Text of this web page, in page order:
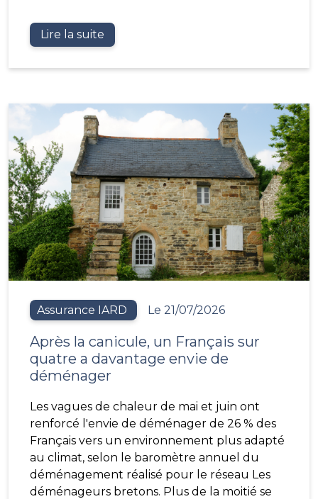
Lire la suite
Assurance IARD Le 21/07/2026
Après la canicule, un Français sur
quatre a davantage envie de
déménager
Les vagues de chaleur de mai et juin ont
renforcé l'envie de déménager de 26 % des
Français vers un environnement plus adapté
au climat, selon le baromètre annuel du
déménagement réalisé pour le réseau Les
déménageurs bretons. Plus de la moitié se